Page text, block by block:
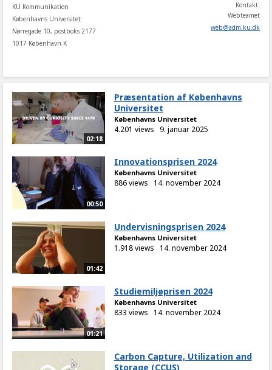
KU Kommunikation
Københavns Universitet
Nørregade 10, postboks 2177
1017 København K
Kontakt:
Webteamet
web@adm.ku.dk
02:18
Præsentation af Københavns
Universitet
Københavns Universitet
4.201 views 9. januar 2025
00:50
Innovationsprisen 2024
Københavns Universitet
886 views 14. november 2024
01:42
Undervisningsprisen 2024
Københavns Universitet
1.918 views 14. november 2024
01:21
Studiemiljøprisen 2024
Københavns Universitet
833 views 14. november 2024
Carbon Capture, Utilization and
Storage (CCUS)